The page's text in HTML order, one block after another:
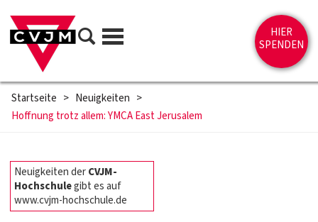
Direkt zum Inhalt springen
Suche
HIER
SPENDEN
Startseite > Neuigkeiten >
Hoffnung trotz allem: YMCA East Jerusalem
Neuigkeiten derCVJM-
Hochschulegibt es auf
www.cvjm-hochschule.de